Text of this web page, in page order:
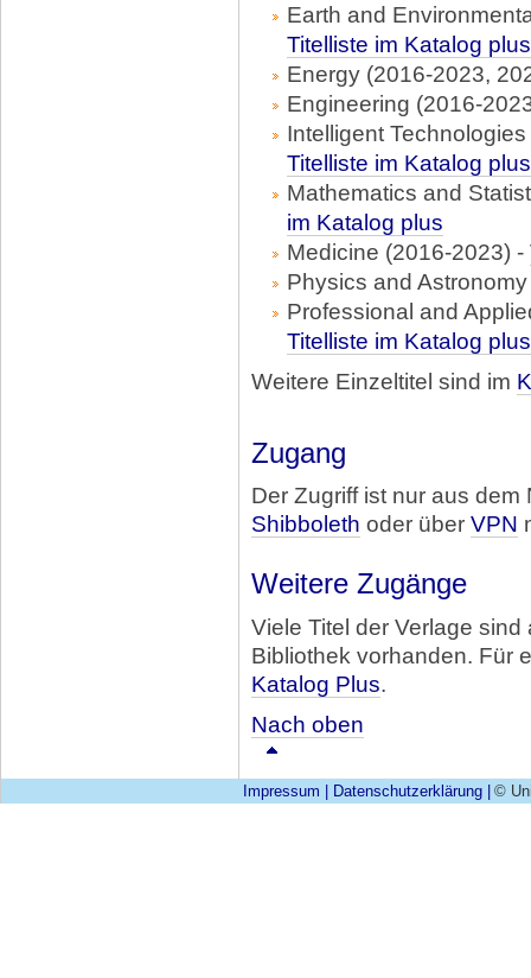
Earth and
Titelliste im Katalog plus
Energy (2016-2023,
Engineering (2016-
Intelligent
Titelliste im Katalog plus
Mathematics and
im Katalog plus
Medicine (2016-2023) -
Physics and
Professional and
Titelliste im Katalog plus
Weitere Einzeltitel sind im
Zugang
Der Zugriff ist nur aus
Shibboleth oder über VPN
Weitere Zugänge
Viele Titel der Verlage
Bibliothek vorhanden. Für
Katalog Plus.
Nach oben
Impressum Datenschutzerklärung ©